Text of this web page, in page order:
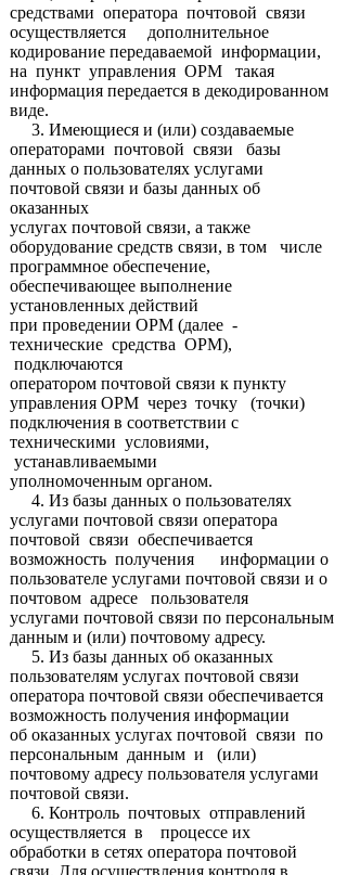
средствами оператора почтовой связи
осуществляется дополнительное
кодирование передаваемой информации,
на пункт управления ОРМ такая
информация передается в декодированном
виде.
3. Имеющиеся и (или) создаваемые
операторами почтовой связи базы
данных о пользователях услугами
почтовой связи и базы данных об
оказанных
услугах почтовой связи, а также
оборудование средств связи, в том числе
программное обеспечение,
обеспечивающее выполнение
установленных действий
при проведении ОРМ (далее -
технические средства ОРМ),
подключаются
оператором почтовой связи к пункту
управления ОРМ через точку (точки)
подключения в соответствии с
техническими условиями,
устанавливаемыми
уполномоченным органом.
4. Из базы данных о пользователях
услугами почтовой связи оператора
почтовой связи обеспечивается
возможность получения информации о
пользователе услугами почтовой связи и о
почтовом адресе пользователя
услугами почтовой связи по персональным
данным и (или) почтовому адресу.
5. Из базы данных об оказанных
пользователям услугах почтовой связи
оператора почтовой связи обеспечивается
возможность получения информации
об оказанных услугах почтовой связи по
персональным данным и (или)
почтовому адресу пользователя услугами
почтовой связи.
6. Контроль почтовых отправлений
осуществляется в процессе их
обработки в сетях оператора почтовой
связи. Для осуществления контроля в